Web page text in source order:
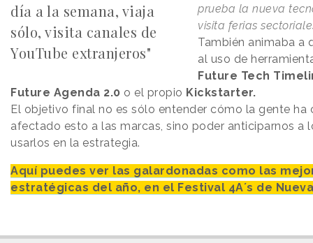
día a la semana, viaja
sólo, visita canales de
YouTube extranjeros"
prueba la nueva
visita ferias
También animaba a
al uso de
Future Tech
Future Agenda 2.0 o el propio Kickstarter.
El objetivo final no es sólo entender cómo la gente ha
afectado esto a las marcas, sino poder anticiparnos a
usarlos en la estrategia.
Aquí puedes ver las galardonadas como las
estratégicas del año, en el Festival 4A´s de